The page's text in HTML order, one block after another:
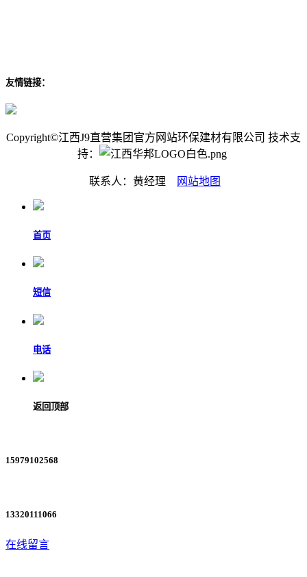
友情链接：
Copyright©江西J9直营集团官方网站环保建材有限公司 技术支
持：
联系人：黄经理 网站地图
首页
短信
电话
返回顶部
15979102568
13320111066
在线留言